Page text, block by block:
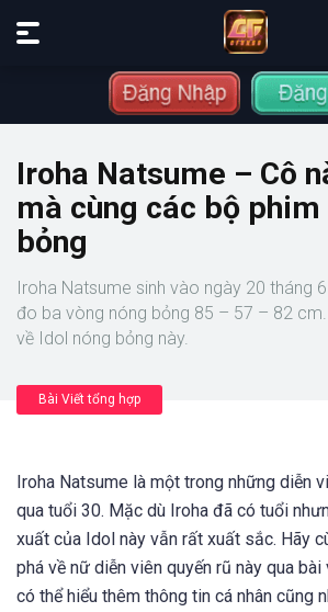
Iroha Natsume – Cô
mà cùng các bộ phim
bỏng
Iroha Natsume sinh vào ngày 20 tháng
đo ba vòng nóng bỏng 85 – 57 – 82
về Idol nóng bỏng này.
Bài Viết tổng hợp
Iroha Natsume là một trong những diễn
qua tuổi 30. Mặc dù Iroha đã có tuổi
xuất của Idol này vẫn rất xuất sắc. Hãy
phá về nữ diễn viên quyến rũ này qua
có thể hiểu thêm thông tin cá nhân cũng